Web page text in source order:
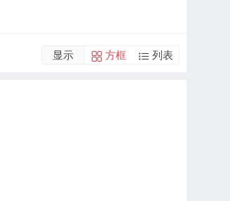
显示 方框 列表